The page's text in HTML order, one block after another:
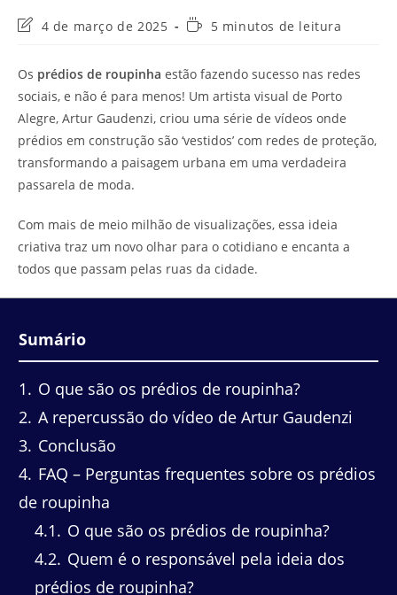
Última
post:
4 de março de 2025
Tempo5 minutos de leitura
Os prédios de roupinha estão fazendo sucesso nas redes
sociais, e não é para menos! Um artista visual de Porto
Alegre, Artur Gaudenzi, criou uma série de vídeos onde
prédios em construção são ‘vestidos’ com redes de proteção,
transformando a paisagem urbana em uma verdadeira
passarela de moda.
Com mais de meio milhão de visualizações, essa ideia
criativa traz um novo olhar para o cotidiano e encanta a
todos que passam pelas ruas da cidade.
Sumário
1
O que são os prédios de roupinha?
2 A repercussão do vídeo de Artur Gaudenzi
3 Conclusão
4 FAQ – Perguntas frequentes sobre os prédios
de roupinha
4.1
O que são os prédios de roupinha?
4.2 Quem é o responsável pela ideia dos
prédios de roupinha?